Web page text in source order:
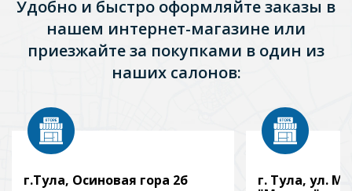
Удобно и быстро оформляйте заказы в
нашем интернет-магазине или
приезжайте за покупками в один из
наших салонов:
г.Тула, Осиновая гора 2б
г. Тула, ул.